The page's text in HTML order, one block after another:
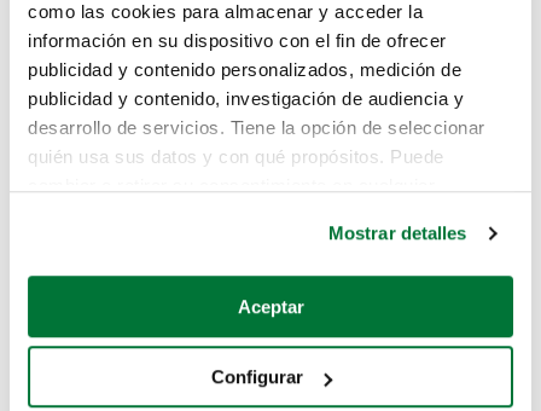
como las cookies para almacenar y acceder la
información en su dispositivo con el fin de ofrecer
publicidad y contenido personalizados, medición de
publicidad y contenido, investigación de audiencia y
desarrollo de servicios. Tiene la opción de seleccionar
quién usa sus datos y con qué propósitos. Puede
Si lo permite, también quisiéramos:
Recopilar información sobre su ubicación geográfica
Identificar su dispositivo analizándolo activamente
Mostrar detalles
Aceptar
Configurar
Lo sentimos, no sabemos como
te hemos traido hasta aquí.
Pero puedes encontrar el coche que estás
buscando en alguno de estos enlaces:
Coches de segunda mano
Coches de km0